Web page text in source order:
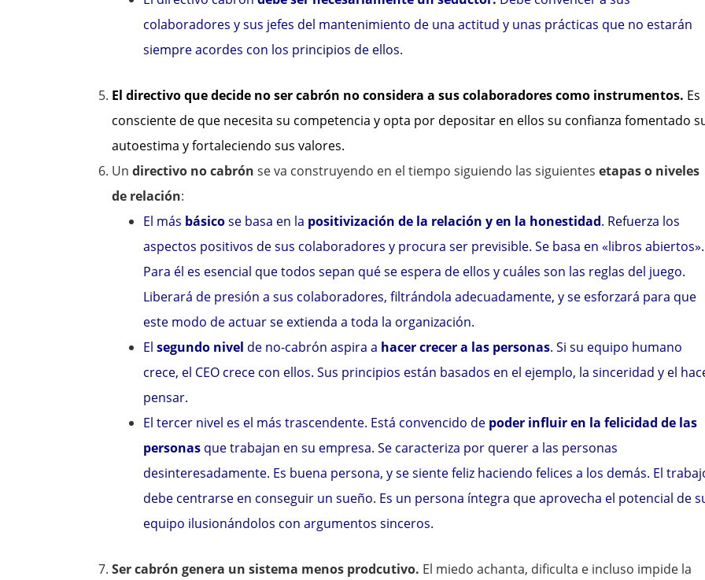
colaboradores y sus jefes del mantenimiento de una actitud y unas prácticas que no estarán
siempre acordes con los principios de ellos.
El directivo que decide no ser cabrón no considera a sus colaboradores como instrumentos. Es
consciente de que necesita su competencia y opta por depositar en ellos su confianza fomentado
autoestima y fortaleciendo sus valores.
Un directivo no cabrón se va construyendo en el tiempo siguiendo las siguientes etapas o niveles
de relación:
El más básicose basa en la positivización de la relación y en la honestidad. Refuerza los
aspectos positivos de sus colaboradores y procura ser previsible. Se basa en «libros abiertos».
Para él es esencial que todos sepan qué se espera de ellos y cuáles son las reglas del juego.
Liberará de presión a sus colaboradores, filtrándola adecuadamente, y se esforzará para que
este modo de actuar se extienda a toda la organización.
El segundo nivel de no-cabrón aspira a hacer crecer a las personas. Si su equipo humano
crece, el CEO crece con ellos. Sus principios están basados en el ejemplo, la sinceridad y el
pensar.
El tercer nivel es el más trascendente. Está convencido de poder influir en la felicidad de las
personas que trabajan en su empresa. Se caracteriza por querer a las personas
desinteresadamente. Es buena persona, y se siente feliz haciendo felices a los demás. El
debe centrarse en conseguir un sueño. Es un persona íntegra que aprovecha el potencial de
equipo ilusionándolos con argumentos sinceros.
Ser cabrón genera un sistema menos prodcutivo. El miedo achanta, dificulta e incluso impide la